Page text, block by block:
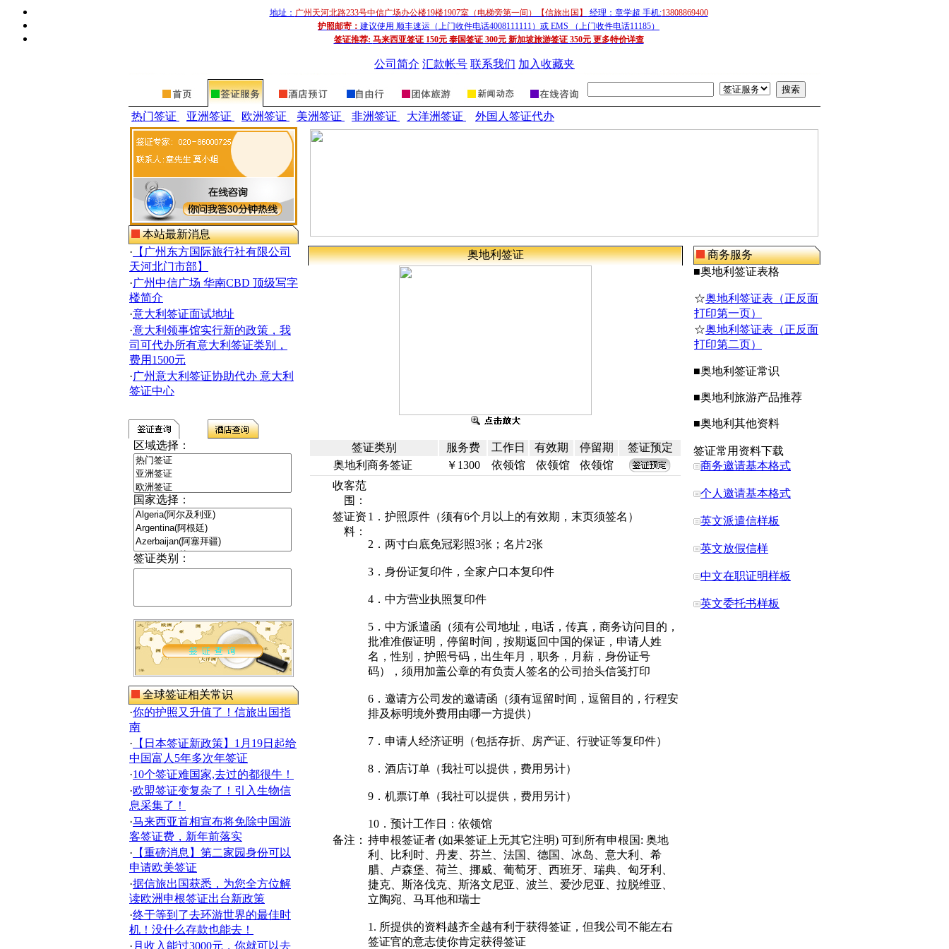
地址： 广州天河北路233号中信广场办公楼19楼1907室（电梯旁第一间）【信旅出国】 经理：章学超 手机:13808869400
护照邮寄： 建议使用 顺丰速运（上门收件电话4008111111）或 EMS （上门收件电话11185）
签证推荐: 马来西亚签证 150元 泰国签证 300元 新加坡旅游签证 350元 更多特价详查
公司简介 汇款帐号 联系我们 加入收藏夹
热门签证 亚洲签证 欧洲签证 美洲签证 非洲签证 大洋洲签证 外国人签证代办
本站最新消息
· 【广州东方国际旅行社有限公司
天河北门市部】
·广州中信广场 华南CBD 顶级写字
楼简介
·意大利签证面试地址
·意大利领事馆实行新的政策，我
司可代办所有意大利签证类别，
费用1500元
·广州意大利签证协助代办 意大利
签证中心
区域选择：
国家选择：
签证类别：
全球签证相关常识
·你的护照又升值了！信旅出国指
南
· 【日本签证新政策】1月19日起给
中国富人5年多次年签证
·10个签证难国家,去过的都很牛！
·欧盟签证变复杂了！引入生物信
息采集了！
·马来西亚首相宣布将免除中国游
客签证费，新年前落实
· 【重磅消息】第二家园身份可以
申请欧美签证
·据信旅出国获悉，为您全方位解
读欧洲申根签证出台新政策
·终于等到了去环游世界的最佳时
机！没什么存款也能去！
· 月收入能过3000元，你就可以去
奥地利签证
签证类别 服务费 工作日 有效期 停留期
签证预定
奥地利商务签证
￥1300 依领馆 依领馆
依领馆
收客范
围：
签证资
料：
1．护照原件（须有6个月以上的有效期，末页须签名）
2．两寸白底免冠彩照3张；名片2张
3．身份证复印件，全家户口本复印件
4．中方营业执照复印件
5．中方派遣函（须有公司地址，电话，传真，商务访问目的，
批准准假证明，停留时间，按期返回中国的保证，申请人姓
名，性别，护照号码，出生年月，职务，月薪，身份证号
码），须用加盖公章的有负责人签名的公司抬头信笺打印
6．邀请方公司发的邀请函（须有逗留时间，逗留目的，行程安
排及标明境外费用由哪一方提供）
7．申请人经济证明（包括存折、房产证、行驶证等复印件）
8．酒店订单（我社可以提供，费用另计）
9．机票订单（我社可以提供，费用另计）
10．预计工作日：依领馆
备注： 持申根签证者 (如果签证上无其它注明) 可到所有申根国: 奥地
利、比利时、丹麦、芬兰、法国、德国、冰岛、意大利、希
腊、卢森堡、荷兰、挪威、葡萄牙、西班牙、瑞典、匈牙利、
捷克、斯洛伐克、斯洛文尼亚、波兰、爱沙尼亚、拉脱维亚、
立陶宛、马耳他和瑞士
1. 所提供的资料越齐全越有利于获得签证，但我公司不能左右
签证官的意志使你肯定获得签证
商务服务
■奥地利 签证表格
☆奥地利签证表（正反面
打印第一页）
☆奥地利签证表（正反面
打印第二页）
■奥地利 签证常识
■奥地利 旅游产品推荐
■奥地利 其他资料
签证常用资料下载
商务邀请基本格式
个人邀请基本格式
英文派遣信样板
英文放假信样
中文在职证明样板
英文委托书样板